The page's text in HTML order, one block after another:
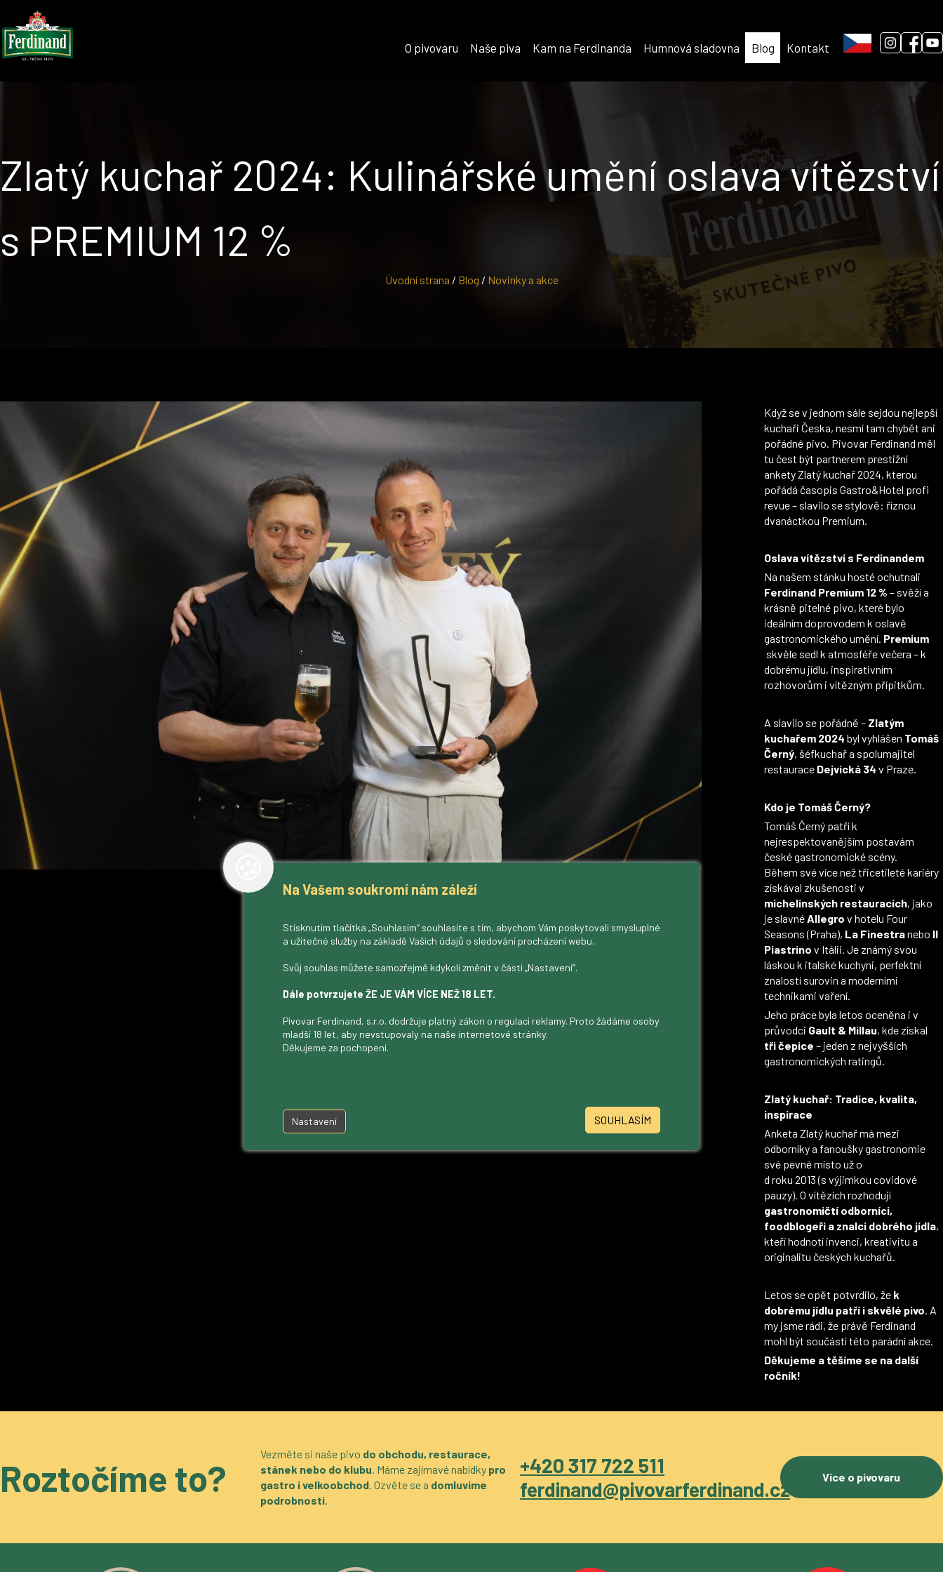
Na Vašem soukromí nám záleží
Stisknutím tlačítka „Souhlasím“ souhlasíte s tím, abychom Vám poskytovali smysluplné
a užitečné služby na základě Vašich údajů o sledování procházení webu.
Svůj souhlas můžete samozřejmě kdykoli změnit v části „Nastavení“.
Dále potvrzujete ŽE JE VÁM VÍCE NEŽ 18 LET.
Pivovar Ferdinand, s.r.o. dodržuje platný zákon o regulaci reklamy. Proto žádáme osoby
mladší 18 let, aby nevstupovaly na naše internetové stránky.
Děkujeme za pochopení.
Nastavení SOUHLASÍM
O pivovaru Naše piva Kam na Ferdinanda Humnová sladovna Blog Kontakt
Úvodní strana / Blog / Novinky a akce
Zlatý kuchař 2024: Kulinářské umění oslava vítězství
s PREMIUM 12 %
Když se v jednom sále sejdou nejlepší
kuchaři Česka, nesmí tam chybět ani
pořádné pivo. Pivovar Ferdinand měl
tu čest být partnerem prestižní
ankety Zlatý kuchař 2024, kterou
pořádá časopis Gastro&Hotel profi
revue – slavilo se stylově: říznou
dvanáctkou Premium.
Oslava vítězství s Ferdinandem
Na našem stánku hosté ochutnali
Ferdinand Premium 12 % – svěží a
krásně pitelné pivo, které bylo
ideálním doprovodem k oslavě
gastronomického umění. Premium
skvěle sedl k atmosféře večera – k
dobrému jídlu, inspirativním
rozhovorům i vítězným přípitkům.
A slavilo se pořádně – Zlatým
kuchařem 2024 byl vyhlášen Tomáš
Černý, šéfkuchař a spolumajitel
restaurace Dejvická 34 v Praze.
Kdo je Tomáš Černý?
Tomáš Černý patří k
nejrespektovanějším postavám
české gastronomické scény.
Během své více než třicetileté kariéry
získával zkušenosti v
michelinských restauracích, jako
je slavnéAllegro v hotelu Four
Seasons (Praha), La Finestranebo Il
Piastrino v Itálii. Je známý svou
láskou k italské kuchyni, perfektní
znalostí surovin a moderními
technikami vaření.
Jeho práce byla letos oceněna i v
průvodci Gault & Millau, kde získal
tři čepice – jeden z nejvyšších
gastronomických ratingů.
Zlatý kuchař: Tradice, kvalita,
inspirace
Anketa Zlatý kuchař má mezi
odborníky a fanoušky gastronomie
své pevné místo už o
d roku 2013 (s výjimkou covidové
pauzy). O vítězích rozhodují
gastronomičtí odborníci,
foodblogeři a znalci dobrého jídla,
kteří hodnotí invenci, kreativitu a
originalitu českých kuchařů.
Letos se opět potvrdilo, že k
dobrému jídlu patří i skvělé pivo. A
my jsme rádi, že právě Ferdinand
mohl být součástí této parádní akce.
Děkujeme a těšíme se na další
ročník!
Roztočíme to?
Vezměte si naše pivo do obchodu, restaurace,
stánek nebo do klubu. Máme zajímavé nabídky pro
gastro i velkoobchod. Ozvěte se a domluvíme
podrobnosti.
+420 317 722 511
ferdinand@pivovarferdinand.cz
Více o pivovaru